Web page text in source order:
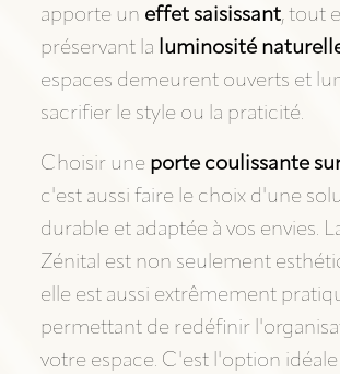
apporte un effet saisissant, tout
préservant la luminosité
espaces demeurent ouverts et
sacrifier le style ou la praticité.
Choisir une porte coulissante
c'est aussi faire le choix d'une
durable et adaptée à vos envies.
Zénital est non seulement
elle est aussi extrêmement
permettant de redéfinir
votre espace. C'est l'option